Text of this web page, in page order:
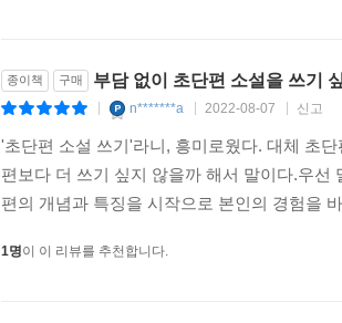
종이책 구매 부담 없이 초단편 소설을 쓰기
n*******a 2022-08-07 신고
'초단편 소설 쓰기'라니, 흥미로웠다. 대체 초
편보다 더 쓰기 싶지 않을까 해서 말이다.우
편의 개념과 특징을 시작으로 본인의 경험을
1명이 이 리뷰를 추천합니다.